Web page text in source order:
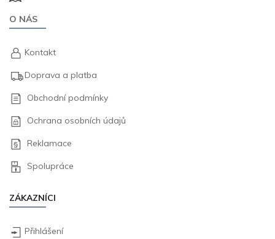
O NÁS
Kontakt
Doprava a platba
Obchodní podmínky
Ochrana osobních údajů
Reklamace
Spolupráce
ZÁKAZNÍCI
Přihlášení